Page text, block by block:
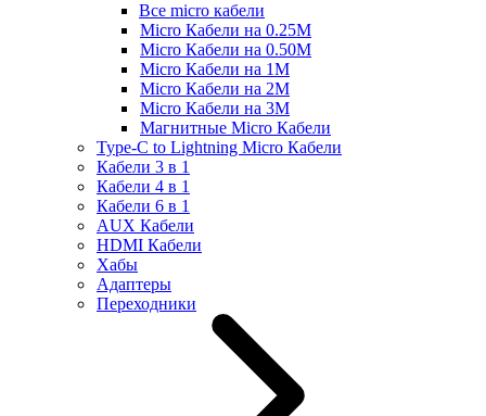
Все micro кабели
Micro Кабели на 0.25М
Micro Кабели на 0.50М
Micro Кабели на 1М
Micro Кабели на 2М
Micro Кабели на 3М
Магнитные Micro Кабели
Type-C to Lightning Micro Кабели
Кабели 3 в 1
Кабели 4 в 1
Кабели 6 в 1
AUX Кабели
HDMI Кабели
Хабы
Адаптеры
Переходники